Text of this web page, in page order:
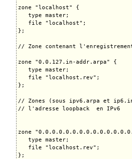
zone "localhost" {
   type master;
   file "localhost";
};
// Zone contenant
zone "0.0.127.in-addr.arpa" {
   type master;
   file "localhost.rev";
};
// Zones (sous ipv6.arpa et
// l'adresse loopback  en IPv6
zone
   type master;
   file "localhost.rev";
};